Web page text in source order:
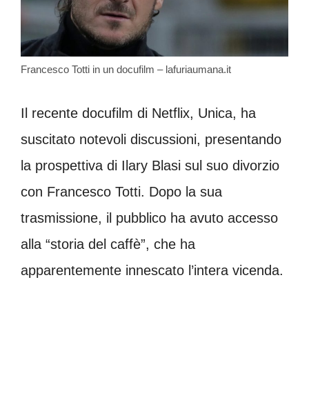
Francesco Totti in un docufilm – lafuriaumana.it
Il recente docufilm di Netflix, Unica, ha
suscitato notevoli discussioni, presentando
la prospettiva di Ilary Blasi sul suo divorzio
con Francesco Totti. Dopo la sua
trasmissione, il pubblico ha avuto accesso
alla “storia del caffè”, che ha
apparentemente innescato l’intera vicenda.